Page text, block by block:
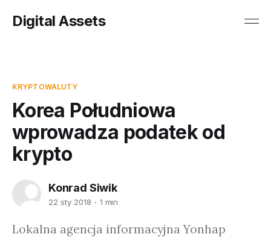
Digital Assets
KRYPTOWALUTY
Korea Południowa
wprowadza podatek od
krypto
Konrad Siwik
22 sty 2018 1 min
Lokalna agencja informacyjna Yonhap